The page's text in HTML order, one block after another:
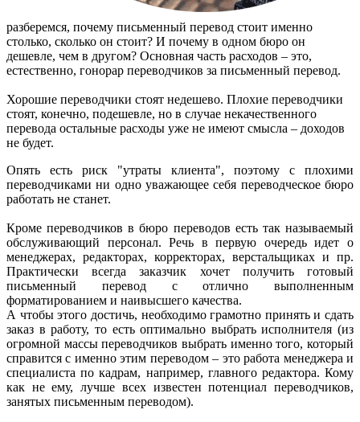
разберемся, почему письменный перевод стоит именно
столько, сколько он стоит? И почему в одном бюро он
дешевле, чем в другом? Основная часть расходов – это,
естественно, гонорар переводчиков за письменный перевод.
Хорошие переводчики стоят недешево. Плохие переводчики
стоят, конечно, подешевле, но в случае некачественного
перевода остальные расходы уже не имеют смысла – доходов
не будет.
Опять есть риск "утраты клиента", поэтому с плохими
переводчиками ни одно уважающее себя переводческое бюро
работать не станет.
Кроме переводчиков в бюро переводов есть так называемый
обслуживающий персонал. Речь в первую очередь идет о
менеджерах, редакторах, корректорах, верстальщиках и пр.
Практически всегда заказчик хочет получить готовый
письменный переводс отлично выполненным
форматированием и наивысшего качества.
А чтобы этого достичь, необходимо грамотно принять и сдать
заказ в работу, то есть оптимально выбрать исполнителя (из
огромной массы переводчиков выбрать именно того, который
справится с именно этим переводом – это работа менеджера и
специалиста по кадрам, например, главного редактора. Кому
как не ему, лучше всех известен потенциал переводчиков,
занятых письменным переводом).